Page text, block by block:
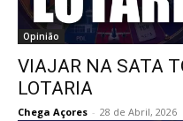
Opinião
VIAJAR NA SATA
LOTARIA
Chega Açores - 28 de Abril, 2026